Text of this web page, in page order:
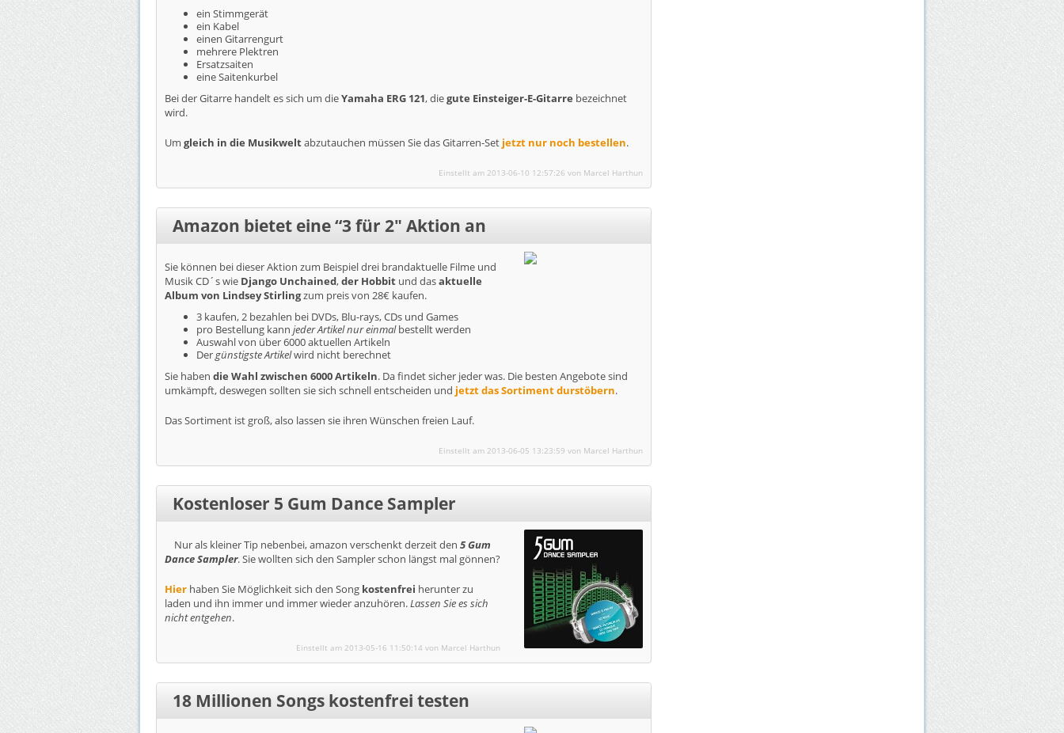
ein Stimmgerät
ein Kabel
einen Gitarrengurt
mehrere Plektren
Ersatzsaiten
eine Saitenkurbel
Bei der Gitarre handelt es sich um dieYamaha ERG 121, diegute Einsteiger-E-Gitarre bezeichnet
wird.
Um gleich in die Musikweltabzutauchen müssen Sie das Gitarren-Set jetzt nur noch bestellen.
Einstellt am 2013-06-10 12:57:26 von Marcel Harthun
Amazon bietet eine “3 für 2″ Aktion an
Sie können bei dieser Aktion zum Beispiel drei brandaktuelle Filme und
Musik CD´s wie Django Unchained,der Hobbit und dasaktuelle
Album von Lindsey Stirlingzum preis von 28€ kaufen.
3 kaufen, 2 bezahlen bei DVDs, Blu-rays, CDs und Games
pro Bestellung kann jeder Artikel nur einmalbestellt werden
Auswahl von über 6000 aktuellen Artikeln
Dergünstigste Artikelwird nicht berechnet
Sie haben die Wahl zwischen 6000 Artikeln. Da findet sicher jeder was. Die besten Angebote sind
umkämpft, deswegen sollten sie sich schnell entscheiden und jetzt das Sortiment durstöbern.
Das Sortiment ist groß, also lassen sie ihren Wünschen freien Lauf.
Einstellt am 2013-06-05 13:23:59 von Marcel Harthun
Kostenloser 5 Gum Dance Sampler
Nur als kleiner Tip nebenbei, amazon verschenkt derzeit den 5 Gum
Dance Sampler. Sie wollten sich den Sampler schon längst mal gönnen?
Hier haben Sie Möglichkeit sich den Song kostenfrei herunter zu
laden und ihn immer und immer wieder anzuhören.Lassen Sie es sich
nicht entgehen.
Einstellt am 2013-05-16 11:50:14 von Marcel Harthun
18 Millionen Songs kostenfrei testen